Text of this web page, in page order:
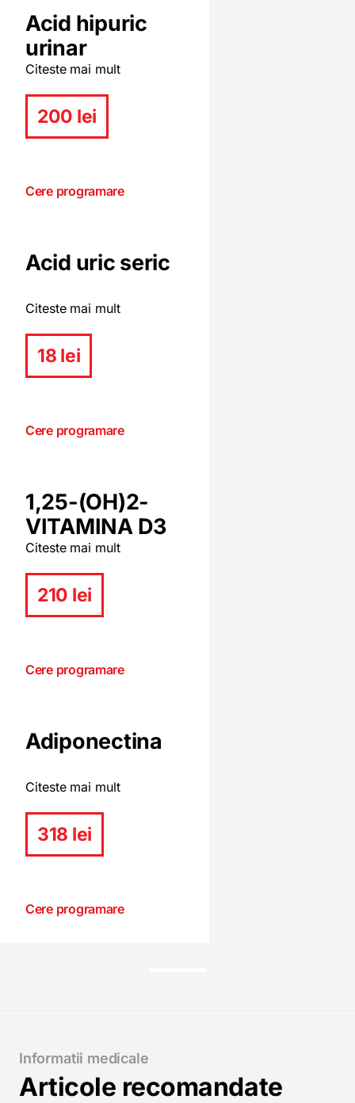
Acid hipuric
urinar
Citeste mai mult
200 lei
Cere programare
Acid uric seric
Citeste mai mult
18 lei
Cere programare
1,25-(OH)2-
VITAMINA D3
Citeste mai mult
210 lei
Cere programare
Adiponectina
Citeste mai mult
318 lei
Cere programare
Informatii medicale
Articole recomandate